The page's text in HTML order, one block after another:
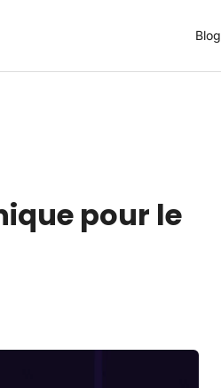
Blog
pour le